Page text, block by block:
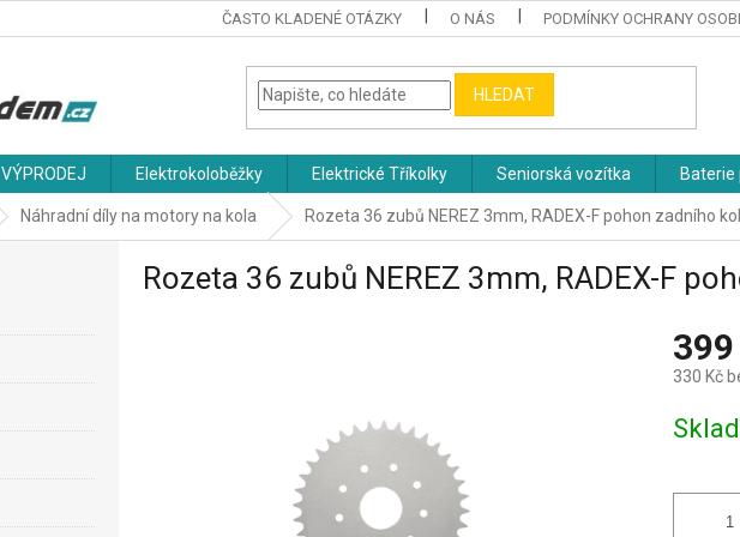
ČASTO KLADENÉ OTÁZKY O NÁS PODMÍNKY OCHRANY
HLEDAT
VÝPRODEJ Elektrokoloběžky Elektrické Tříkolky Seniorská vozítka Baterie
Náhradní díly na motory na kola Rozeta 36 zubů NEREZ 3mm, RADEX-F pohon zadního
Rozeta 36 zubů NEREZ 3mm, RADEX-F
330 Kč
cena: